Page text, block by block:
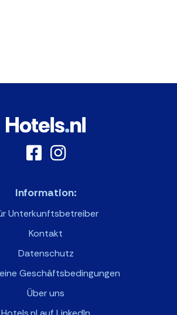
Information:
Unterkunftsbetreiber
Kontakt
Datenschutz
Geschäftsbedingungen
Über uns